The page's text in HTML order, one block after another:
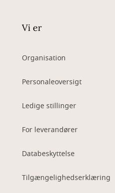
Vi er
Organisation
Personaleoversigt
Ledige stillinger
For leverandører
Databeskyttelse
Tilgængelighedserklæring